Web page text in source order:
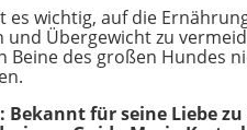
es wichtig, auf die
und Übergewicht zu
Beine des großen Hundes
Bekannt für seine Liebe